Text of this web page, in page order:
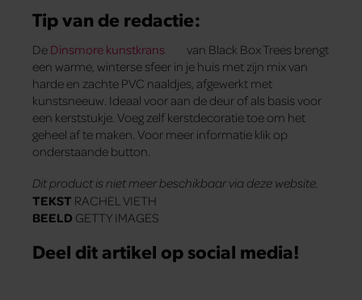
Tip van de redactie:
De Dinsmore kunstkrans
van Black Box Trees brengt
een warme, winterse sfeer in je huis met zijn mix van
harde en zachte PVC naaldjes, afgewerkt met
kunstsneeuw. Ideaal voor aan de deur of als basis voor
een kerststukje. Voeg zelf kerstdecoratie toe om het
geheel af te maken. Voor meer informatie klik op
onderstaande button.
Dit product is niet meer beschikbaar via deze website.
TEKST RACHEL VIETH
BEELD GETTY IMAGES
Deel dit artikel op social media!